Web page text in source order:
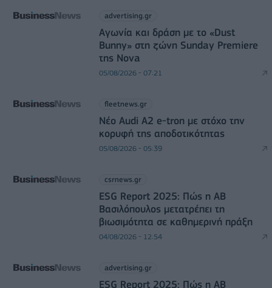
advertising.gr
Αγωνία και δράση με το «Dust
Bunny» στη ζώνη Sunday Premiere
της Nova
05/08/2026 - 07:21
fleetnews.gr
Νέο Audi A2 e-tron με στόχο την
κορυφή της αποδοτικότητας
05/08/2026 - 05:39
csrnews.gr
ESG Report 2025: Πώς η ΑΒ
Βασιλόπουλος μετατρέπει τη
βιωσιμότητα σε καθημερινή πράξη
04/08/2026 - 12:54
advertising.gr
ESG Report 2025: Πώς η ΑΒ